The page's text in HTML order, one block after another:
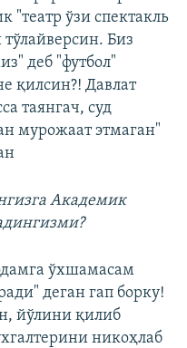
"театр ўзи спектакль
Биз
деб "футбол"
қилсин?! Давлат
таянгач, суд
мурожаат этмаган"
Академик
ўхшамасам
деган гап борку!
йўлини қилиб
никоҳлаб